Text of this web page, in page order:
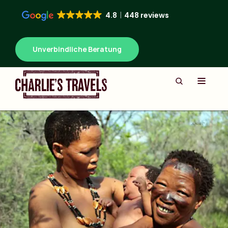
4.8 448 reviews
Unverbindliche Beratung